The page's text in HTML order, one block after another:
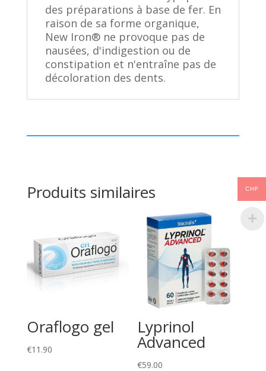
des préparations à base de fer. En
raison de sa forme organique,
New Iron® ne provoque pas de
nausées, d'indigestion ou de
constipation et n'entraîne pas de
décoloration des dents.
Produits similaires
Oraflogo gel
€11.90
Lyprinol
Advanced
€59.00
CHF